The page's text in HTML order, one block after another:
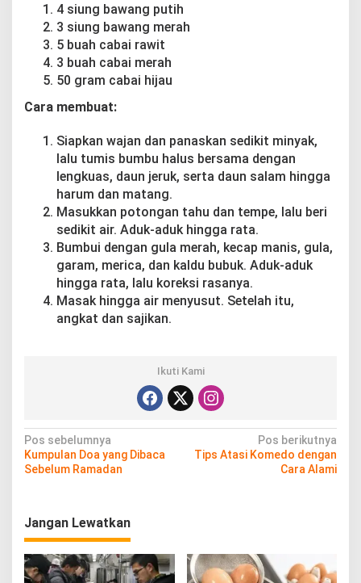
4 siung bawang putih
3 siung bawang merah
5 buah cabai rawit
3 buah cabai merah
50 gram cabai hijau
Cara membuat:
Siapkan wajan dan panaskan sedikit minyak,
lalu tumis bumbu halus bersama dengan
lengkuas, daun jeruk, serta daun salam hingga
harum dan matang.
Masukkan potongan tahu dan tempe, lalu beri
sedikit air. Aduk-aduk hingga rata.
Bumbui dengan gula merah, kecap manis, gula,
garam, merica, dan kaldu bubuk. Aduk-aduk
hingga rata, lalu koreksi rasanya.
Masak hingga air menyusut. Setelah itu,
angkat dan sajikan.
Ikuti Kami
N
a
g
a
Pos sebelumnya
Kumpulan Doa yang Dibaca
Sebelum Ramadan
Pos berikutnya
Tips Atasi Komedo dengan
Cara Alami
Jangan Lewatkan